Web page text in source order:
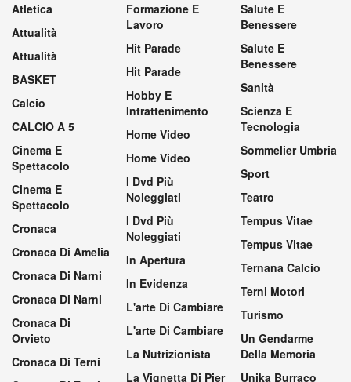
Atletica
Attualità
Attualità
BASKET
Calcio
CALCIO A 5
Cinema E
Spettacolo
Cinema E
Spettacolo
Cronaca
Cronaca Di Amelia
Cronaca Di Narni
Cronaca Di Narni
Cronaca Di
Orvieto
Cronaca Di Terni
Formazione E
Lavoro
Hit Parade
Hit Parade
Hobby E
Intrattenimento
Home Video
Home Video
I Dvd Più
Noleggiati
I Dvd Più
Noleggiati
In Apertura
In Evidenza
L'arte Di Cambiare
L'arte Di Cambiare
La Nutrizionista
La Vignetta Di Pier
Salute E
Benessere
Salute E
Benessere
Sanità
Scienza E
Tecnologia
Sommelier Umbria
Sport
Teatro
Tempus Vitae
Tempus Vitae
Ternana Calcio
Terni Motori
Turismo
Un Gendarme
Della Memoria
Unika Burraco